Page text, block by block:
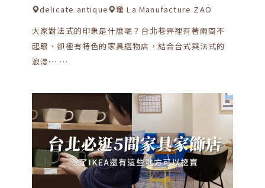
delicate antique
竈 La Manufacture ZAO
大家對法式的印象是什麼呢？台北巷弄裡有著兩間不
起眼、卻極有特色的家具選物店，結合台式與法式的
浪漫… …